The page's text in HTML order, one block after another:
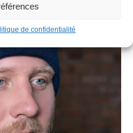
de confidentialité